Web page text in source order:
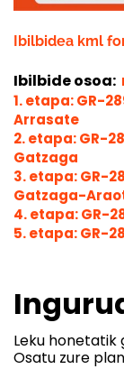
Ibilbidea kml
Ibilbide osoa:
1. etapa: GR-
Arrasate
2. etapa: GR-
Gatzaga
3. etapa: GR-
Gatzaga-
4. etapa: GR-
5. etapa: GR-
Leku honetatik
Osatu zure